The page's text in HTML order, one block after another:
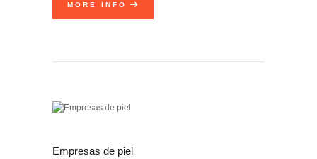
MORE INFO
Empresas de piel